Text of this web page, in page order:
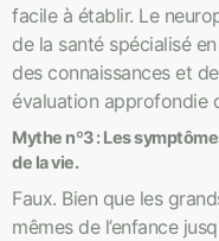
facile à établir. Le
de la santé spécialisé
des connaissances et
évaluation approfondie
Mythe nº3 : Les
de la vie.
Faux. Bien que les
mêmes de l’enfance